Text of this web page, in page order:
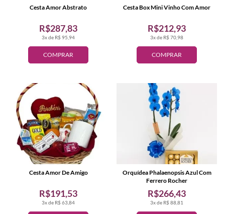
COMPRAR
3x de R$ 95,94
R$287,83
Cesta Amor Abstrato
COMPRAR
3x de R$ 70,98
R$212,93
Cesta Box Mini Vinho Com Amor
3x de R$ 63,84
R$191,53
Cesta Amor De Amigo
3x de R$ 88,81
R$266,43
Orquídea Phalaenopsis Azul Com
Ferrero Rocher